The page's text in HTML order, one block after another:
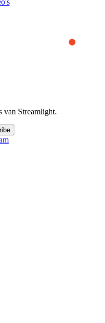
van Streamlight.